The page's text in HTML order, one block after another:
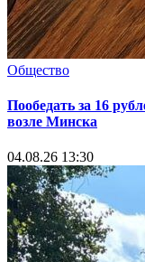
Общество
Пообедать за 16
возле Минска
04.08.26 13:30